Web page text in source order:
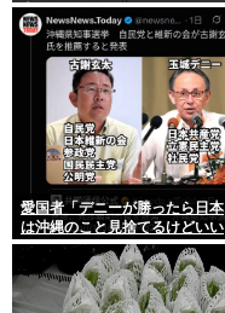
当たっていた！」 これ。
愛国者「デニーが勝ったら日本
は沖縄のこと見捨てるけどいい
の？」